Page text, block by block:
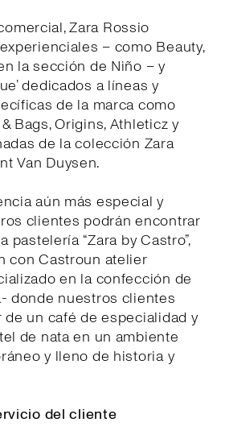
Zara Rossio
– como Beauty,
la sección de Niño – y
dedicados a líneas y
de la marca como
Bags, Origins, Athleticz y
de la colección Zara
Van Duysen.
aún más especial y
clientes podrán encontrar
pastelería “Zara by Castro”,
con Castroun atelier
en la confección de
donde nuestros clientes
un café de especialidad y
de nata en un ambiente
y lleno de historia y
del cliente